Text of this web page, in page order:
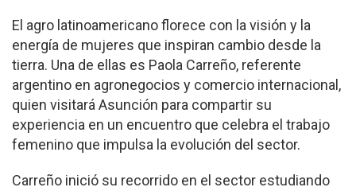
El agro latinoamericano florece con la visión y la
energía de mujeres que inspiran cambio desde la
tierra. Una de ellas es Paola Carreño, referente
argentino en agronegocios y comercio internacional,
quien visitará Asunción para compartir su
experiencia en un encuentro que celebra el trabajo
femenino que impulsa la evolución del sector.
Carreño inició su recorrido en el sector estudiando